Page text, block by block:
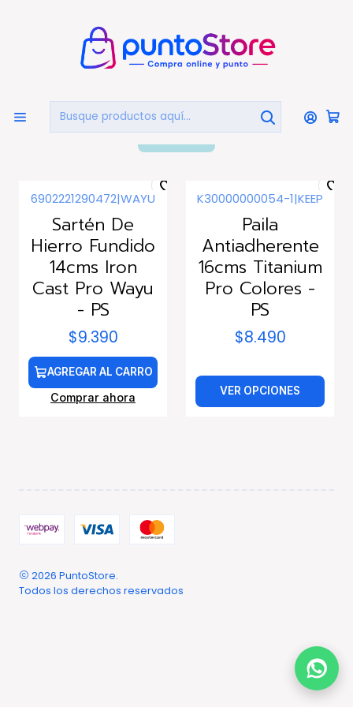
Inicio HOGAR Y DECORACIÓN Sartenes
Sartenes
6902221290472|WAYU
Sartén De
Hierro Fundido
14cms Iron
Cast Pro Wayu
- PS
$9.390
AGREGAR AL CARRO
Comprar ahora
K30000000054-1|KEEP
Paila
Antiadherente
16cms Titanium
Pro Colores -
PS
$8.490
VER OPCIONES
2026 PuntoStore.
Todos los derechos reservados